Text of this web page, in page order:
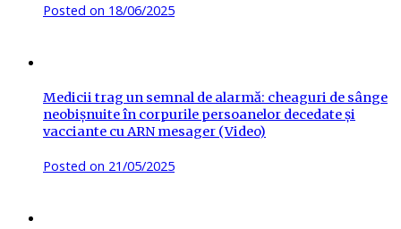
Posted on 18/06/2025
Medicii trag un semnal de alarmă: cheaguri de sânge
neobișnuite în corpurile persoanelor decedate și
vacciante cu ARN mesager (Video)
Posted on 21/05/2025